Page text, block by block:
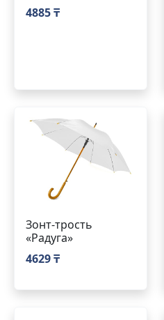
4885 ₸
Зонт-трость
«Радуга»
4629 ₸